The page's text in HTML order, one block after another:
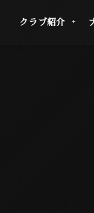
クラブ紹介